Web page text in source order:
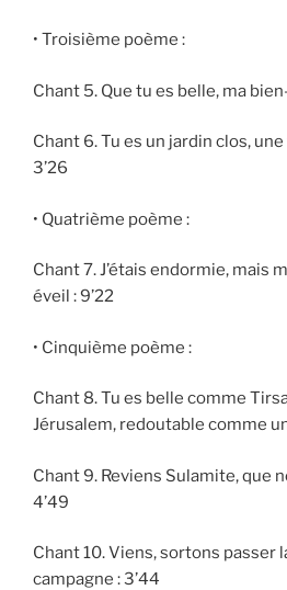
• Troisième poème :
Chant 5. Que tu es belle, ma
Chant 6. Tu es un jardin clos,
3’26
• Quatrième poème :
Chant 7. J’étais endormie, mais
éveil : 9’22
• Cinquième poème :
Chant 8. Tu es belle comme
Jérusalem, redoutable comme
Chant 9. Reviens Sulamite, que
4’49
Chant 10. Viens, sortons passer
campagne : 3’44